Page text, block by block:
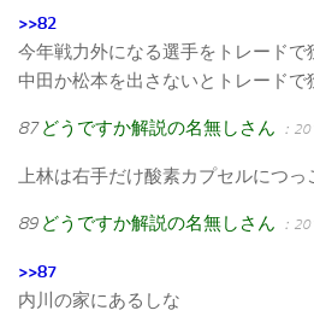
>>82
今年戦力外になる選手をトレードで
中田か松本を出さないとトレードで
87 どうですか解説の名無しさん ：
上林は右手だけ酸素カプセルにつっ
89 どうですか解説の名無しさん ：
>>87
内川の家にあるしな